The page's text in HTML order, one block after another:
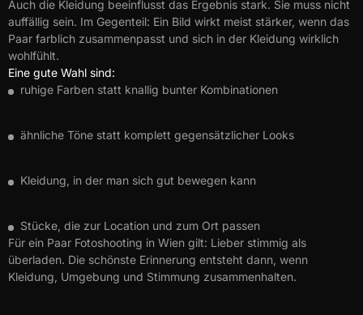
Auch die Kleidung beeinflusst das Ergebnis stark. Sie muss nicht
auffällig sein. Im Gegenteil: Ein Bild wirkt meist stärker, wenn das
Paar farblich zusammenpasst und sich in der Kleidung wirklich
wohlfühlt.
Eine gute Wahl sind:
ruhige Farben statt knallig bunter Kombinationen
ähnliche Töne statt komplett gegensätzlicher Looks
Kleidung, in der man sich gut bewegen kann
Stücke, die zur Location und zum Ort passen
Für ein Paar Fotoshooting in Wien gilt: Lieber stimmig als
überladen. Die schönste Erinnerung entsteht dann, wenn
Kleidung, Umgebung und Stimmung zusammenhalten.